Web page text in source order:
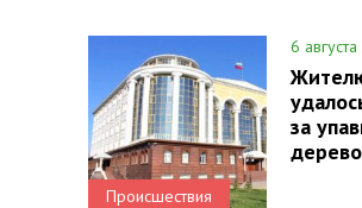
Происшествия
6
за
дерево